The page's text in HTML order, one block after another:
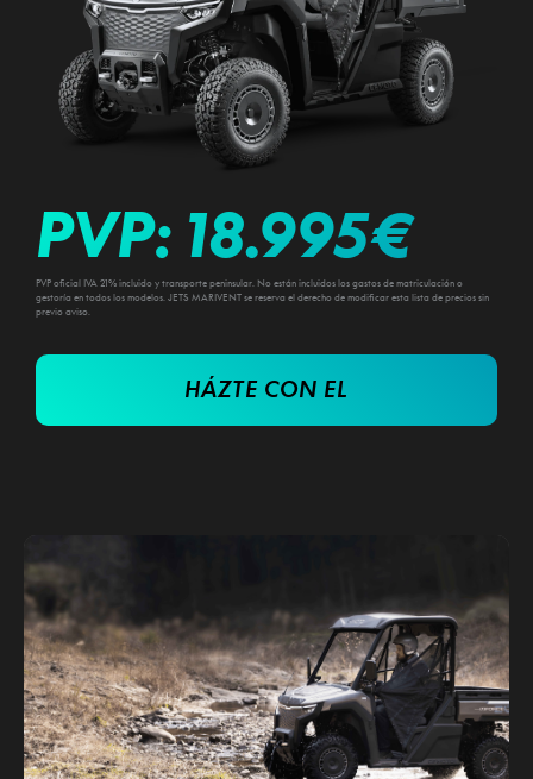
PVP: 18.995€
PVP oficial IVA 21% incluido y transporte peninsular. No están incluidos los gastos de matriculación o
gestoría en todos los modelos. JETS MARIVENT se reserva el derecho de modificar esta lista de precios sin
previo aviso.
HÁZTE CON EL